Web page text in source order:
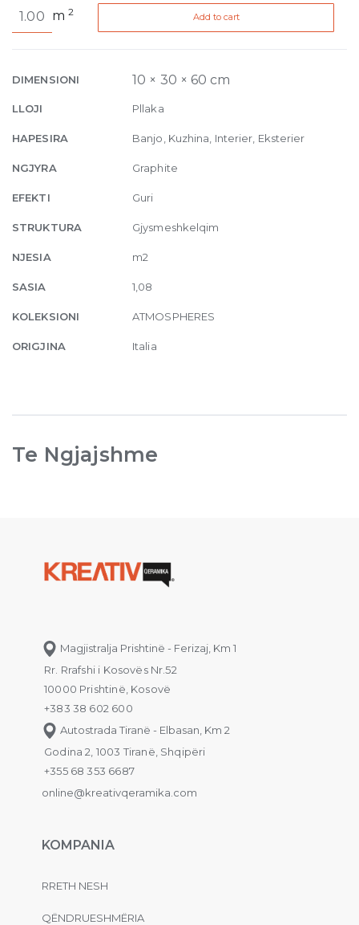
de
Patine
30
x
quantity
m2 Add to cart
DIMENSIONI 10 × 30 × 60 cm
LLOJI Pllaka
HAPESIRA Banjo, Kuzhina, Interier, Eksterier
NGJYRA Graphite
EFEKTI Guri
STRUKTURA Gjysmeshkelqim
NJESIA m2
SASIA 1,08
KOLEKSIONI ATMOSPHERES
ORIGJINA Italia
Te Ngjajshme
Magjistralja Prishtinë - Ferizaj, Km 1
Rr. Rrafshi i Kosovës Nr.52
10000 Prishtinë, Kosovë
+383 38 602 600
Autostrada Tiranë - Elbasan, Km 2
Godina 2, 1003 Tiranë, Shqipëri
+355 68 353 6687
online@kreativqeramika.com
KOMPANIA
RRETH NESH
QËNDRUESHMËRIA